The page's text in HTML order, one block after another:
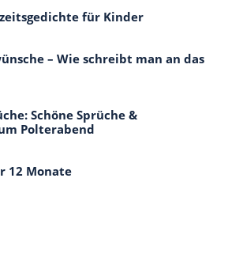
für Kinder
– Wie schreibt man an das
Schöne Sprüche &
Polterabend
12 Monate